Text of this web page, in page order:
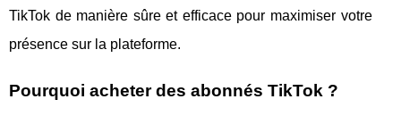
TikTok de manière sûre et efficace pour maximiser votre
présence sur la plateforme.
Pourquoi acheter des abonnés TikTok ?